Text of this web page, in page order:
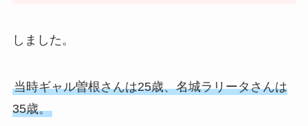
しました。
当時ギャル曽根さんは25歳、名城ラリータさんは
35歳。